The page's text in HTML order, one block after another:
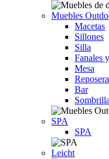
Muebles
Macetas
Sillones
Silla
Fanales
Mesa
Bar
Sombrilla
SPA
SPA
Leicht